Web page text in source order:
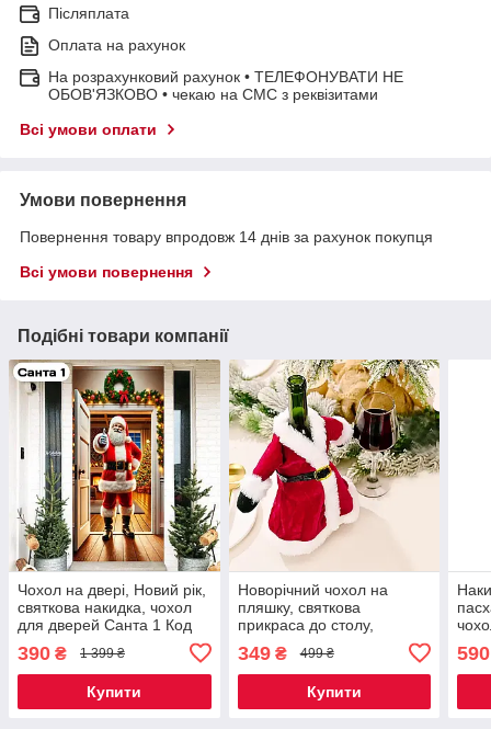
Післяплата
Оплата на рахунок
На розрахунковий рахунок • ТЕЛЕФОНУВАТИ НЕ
ОБОВ'ЯЗКОВО • чекаю на СМС з реквізитами
Всі умови оплати
Умови повернення
Повернення товару впродовж 14 днів за рахунок покупця
Всі умови повернення
Подібні товари компанії
Чохол на двері, Новий рік,
святкова накидка, чохол
для дверей Санта 1 Код
390 ₴ 1 399 ₴
Купити
Новорічний чохол на
пляшку, святкова
прикраса до столу,
декор Санта-Клаус 1 шт
Код 00-0748
349₴ 499 ₴
Купити
590